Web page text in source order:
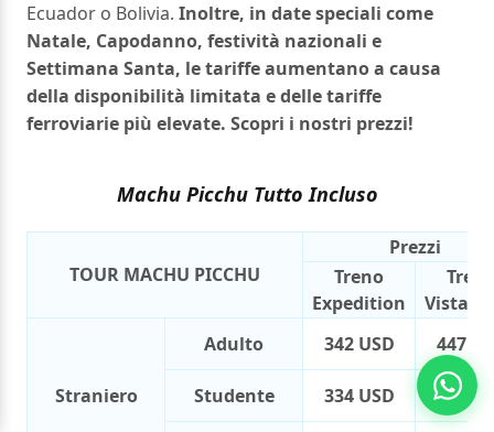
Ecuador o Bolivia. Inoltre, in date speciali come
Natale, Capodanno, festività nazionali e
Settimana Santa, le tariffe aumentano a causa
della disponibilità limitata e delle tariffe
ferroviarie più elevate. Scopri i nostri prezzi!
Machu Picchu Tutto Incluso
TOUR MACHU PICCHU
Prezzi
Treno
Expedition
Straniero
Adulto 342 USD 447
Studente 334 USD 439